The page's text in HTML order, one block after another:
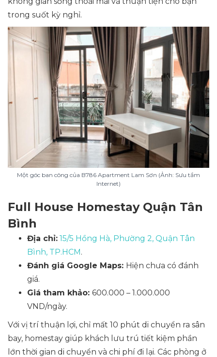
trong suốt kỳ nghỉ.
Một góc ban công của B786 Apartment Lam Sơn (Ảnh: Sưu tầm
Internet)
Full House Homestay Quận Tân
Bình
Địa chỉ: 15/5 Hồng Hà, Phường 2, Quận Tân
Bình, TP.HCM.
Đánh giá Google Maps: Hiện chưa có đánh
giá.
Giá tham khảo: 600.000 – 1.000.000
VND/ngày.
Với vị trí thuận lợi, chỉ mất 10 phút di chuyển ra sân
bay, homestay giúp khách lưu trú tiết kiệm phần
lớn thời gian di chuyển và chi phí đi lại. Các phòng ở